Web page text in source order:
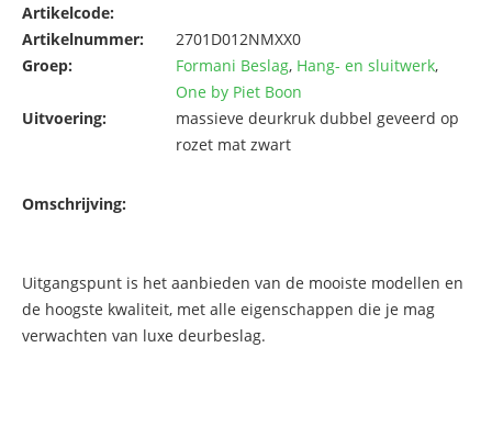
Artikelcode:
Artikelnummer:
2701D012NMXX0
Groep:
Formani Beslag, Hang- en sluitwerk,
One by Piet Boon
Uitvoering:
massieve deurkruk dubbel geveerd op
rozet mat zwart
Omschrijving:
Uitgangspunt is het aanbieden van de mooiste modellen en
de hoogste kwaliteit, met alle eigenschappen die je mag
verwachten van luxe deurbeslag.